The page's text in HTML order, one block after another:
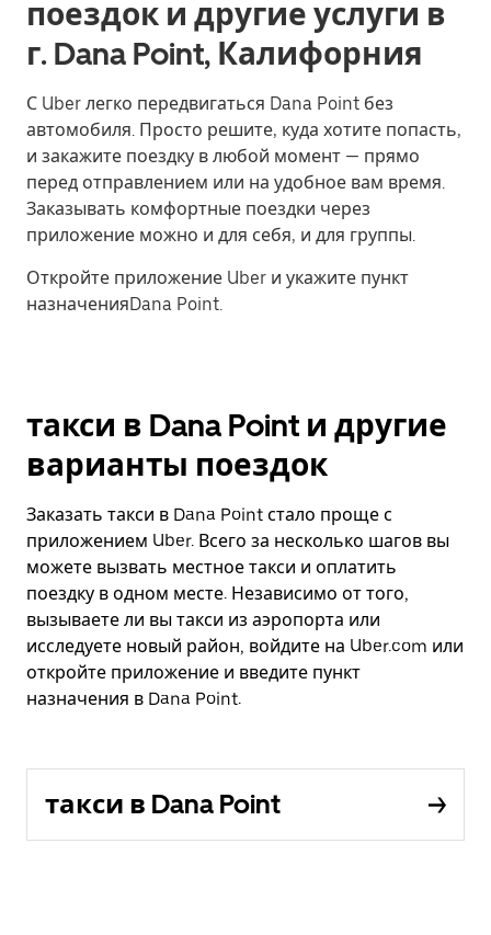
поездок и другие услуги в
г. Dana Point, Калифорния
С Uber легко передвигаться Dana Point без
автомобиля. Просто решите, куда хотите попасть,
и закажите поездку в любой момент — прямо
перед отправлением или на удобное вам время.
Заказывать комфортные поездки через
приложение можно и для себя, и для группы.
Откройте приложение Uber и укажите пункт
назначенияDana Point.
такси в Dana Point и другие
варианты поездок
Заказать такси в Dana Point стало проще с
приложением Uber. Всего за несколько шагов вы
можете вызвать местное такси и оплатить
поездку в одном месте. Независимо от того,
вызываете ли вы такси из аэропорта или
исследуете новый район, войдите на Uber.com или
откройте приложение и введите пункт
назначения в Dana Point.
такси в Dana Point